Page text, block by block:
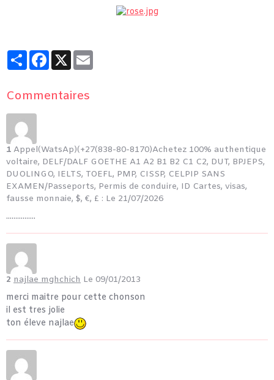
PartagerFacebook
X
Commentaires
1 Appel(WatsAp)(+27(838-80-8170)Achetez 100% authentique
voltaire, DELF/DALF GOETHE A1 A2 B1 B2 C1 C2, DUT, BPJEPS,
DUOLINGO, IELTS, TOEFL, PMP, CISSP, CELPIP SANS
EXAMEN/Passeports, Permis de conduire, ID Cartes, visas,
fausse monnaie, $, €, £ : Le 21/07/2026
................
2 najlae mghchich Le 09/01/2013
merci maitre pour cette chonson
il est tres jolie
ton éleve najlae